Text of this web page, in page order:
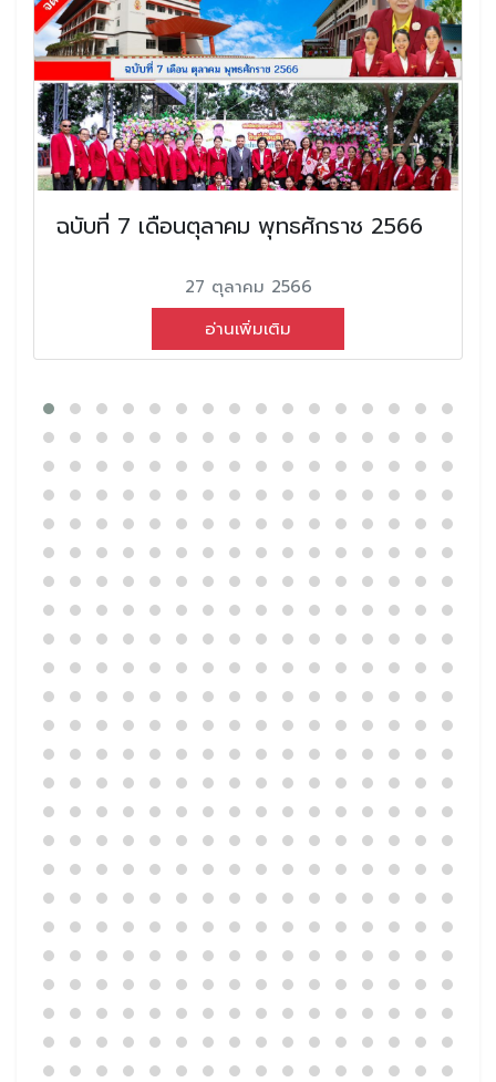
ฉบับที่ 7 เดือนตุลาคม พุทธศักราช 2566
27 ตุลาคม 2566
อ่านเพิ่มเติม